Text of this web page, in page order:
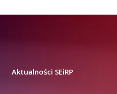
Aktualności SEiRP